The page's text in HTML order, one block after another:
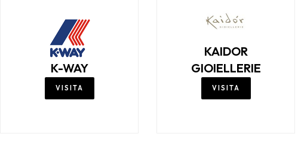
K-WAY
VISITA
KAIDOR
GIOIELLERIE
VISITA